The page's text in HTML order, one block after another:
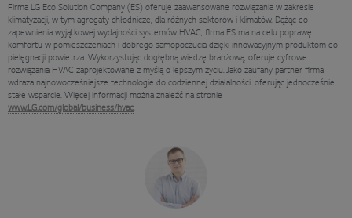
Firma LG Eco Solution Company (ES) oferuje zaawansowane rozwiązania w zakresie
klimatyzacji, w tym agregaty chłodnicze, dla różnych sektorów i klimatów. Dążąc do
zapewnienia wyjątkowej wydajności systemów HVAC, firma ES ma na celu poprawę
komfortu w pomieszczeniach i dobrego samopoczucia dzięki innowacyjnym produktom do
pielęgnacji powietrza. Wykorzystując dogłębną wiedzę branżową, oferuje cyfrowe
rozwiązania HVAC zaprojektowane z myślą o lepszym życiu. Jako zaufany partner firma
wdraża najnowocześniejsze technologie do codziennej działalności, oferując jednocześnie
stałe wsparcie. Więcej informacji można znaleźć na stronie
www.LG.com/global/business/hvac.